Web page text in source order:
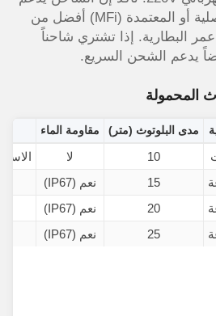
هذا الجهد. الشواحن الأصلية أو المعتمدة (MFi) أفضل من
عمر البطارية. إذا تشتري شاحناً
يدعم الشحن السريع.
المحمولة
مدى البلوتوث (متر) مقاومة الماء
10 لا
15
نعم (IP67)
20 نعم (IP67)
25 نعم (IP67)